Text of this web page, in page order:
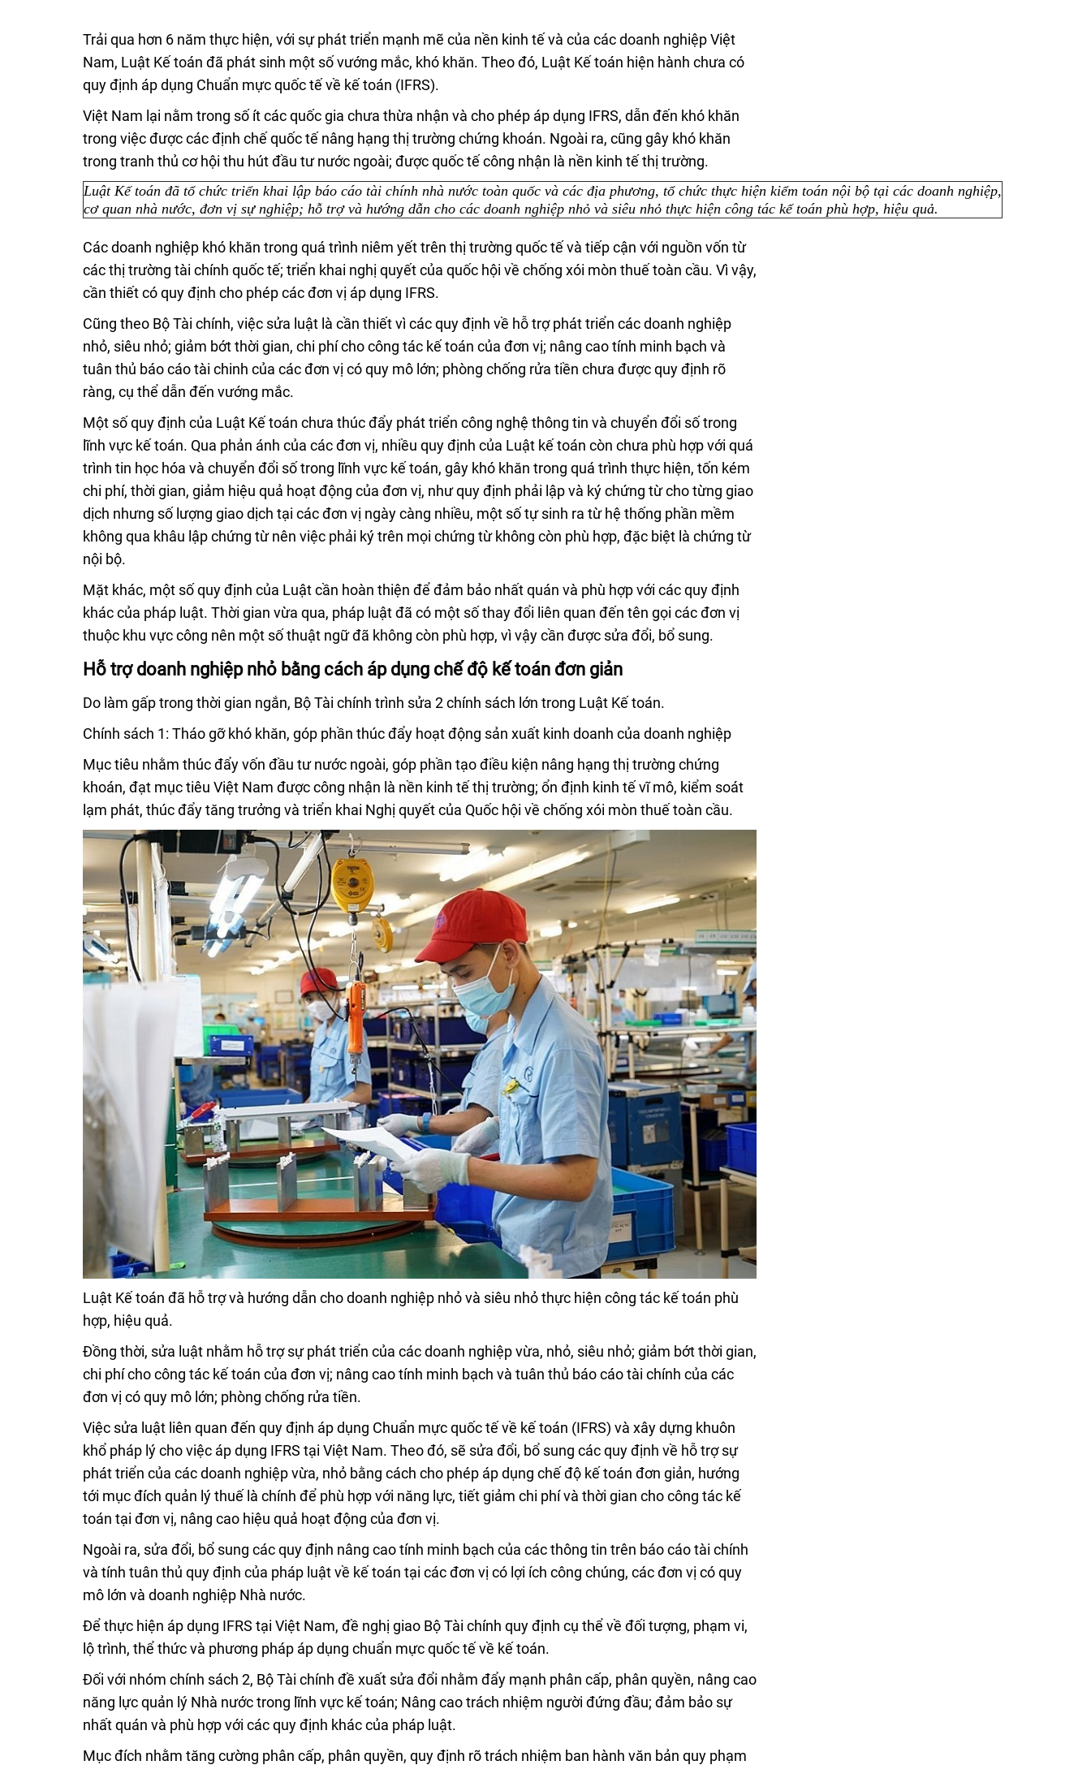
Trải qua hơn 6 năm thực hiện, với sự phát triển mạnh mẽ của nền kinh tế và của các doanh nghiệp Việt
Nam, Luật Kế toán đã phát sinh một số vướng mắc, khó khăn. Theo đó, Luật Kế toán hiện hành chưa có
quy định áp dụng Chuẩn mực quốc tế về kế toán (IFRS).
Việt Nam lại nằm trong số ít các quốc gia chưa thừa nhận và cho phép áp dụng IFRS, dẫn đến khó khăn
trong việc được các định chế quốc tế nâng hạng thị trường chứng khoán. Ngoài ra, cũng gây khó khăn
trong tranh thủ cơ hội thu hút đầu tư nước ngoài; được quốc tế công nhận là nền kinh tế thị trường.
Luật Kế toán đã tổ chức triển khai lập báo cáo tài chính nhà nước toàn quốc và các địa phương, tổ chức thực hiện kiểm toán nội bộ tại các doanh nghiệp,
cơ quan nhà nước, đơn vị sự nghiệp; hỗ trợ và hướng dẫn cho các doanh nghiệp nhỏ và siêu nhỏ thực hiện công tác kế toán phù hợp, hiệu quả.
Các doanh nghiệp khó khăn trong quá trình niêm yết trên thị trường quốc tế và tiếp cận với nguồn vốn từ
các thị trường tài chính quốc tế; triển khai nghị quyết của quốc hội về chống xói mòn thuế toàn cầu. Vì vậy,
cần thiết có quy định cho phép các đơn vị áp dụng IFRS.
Cũng theo Bộ Tài chính, việc sửa luật là cần thiết vì các quy định về hỗ trợ phát triển các doanh nghiệp
nhỏ, siêu nhỏ; giảm bớt thời gian, chi phí cho công tác kế toán của đơn vị; nâng cao tính minh bạch và
tuân thủ báo cáo tài chinh của các đơn vị có quy mô lớn; phòng chống rửa tiền chưa được quy định rõ
ràng, cụ thể dẫn đến vướng mắc.
Một số quy định của Luật Kế toán chưa thúc đẩy phát triển công nghệ thông tin và chuyển đổi số trong
lĩnh vực kế toán. Qua phản ánh của các đơn vị, nhiều quy định của Luật kế toán còn chưa phù hợp với quá
trình tin học hóa và chuyển đổi số trong lĩnh vực kế toán, gây khó khăn trong quá trình thực hiện, tốn kém
chi phí, thời gian, giảm hiệu quả hoạt động của đơn vị, như quy định phải lập và ký chứng từ cho từng giao
dịch nhưng số lượng giao dịch tại các đơn vị ngày càng nhiều, một số tự sinh ra từ hệ thống phần mềm
không qua khâu lập chứng từ nên việc phải ký trên mọi chứng từ không còn phù hợp, đặc biệt là chứng từ
nội bộ.
Mặt khác, một số quy định của Luật cần hoàn thiện để đảm bảo nhất quán và phù hợp với các quy định
khác của pháp luật. Thời gian vừa qua, pháp luật đã có một số thay đổi liên quan đến tên gọi các đơn vị
thuộc khu vực công nên một số thuật ngữ đã không còn phù hợp, vì vậy cần được sửa đổi, bổ sung.
Hỗ trợ doanh nghiệp nhỏ bằng cách áp dụng chế độ kế toán đơn giản
Do làm gấp trong thời gian ngắn, Bộ Tài chính trình sửa 2 chính sách lớn trong Luật Kế toán.
Chính sách 1: Tháo gỡ khó khăn, góp phần thúc đẩy hoạt động sản xuất kinh doanh của doanh nghiệp
Mục tiêu nhằm thúc đẩy vốn đầu tư nước ngoài, góp phần tạo điều kiện nâng hạng thị trường chứng
khoán, đạt mục tiêu Việt Nam được công nhận là nền kinh tế thị trường; ổn định kinh tế vĩ mô, kiểm soát
lạm phát, thúc đẩy tăng trưởng và triển khai Nghị quyết của Quốc hội về chống xói mòn thuế toàn cầu.
Luật Kế toán đã hỗ trợ và hướng dẫn cho doanh nghiệp nhỏ và siêu nhỏ thực hiện công tác kế toán phù
hợp, hiệu quả.
Đồng thời, sửa luật nhằm hỗ trợ sự phát triển của các doanh nghiệp vừa, nhỏ, siêu nhỏ; giảm bớt thời gian,
chi phí cho công tác kế toán của đơn vị; nâng cao tính minh bạch và tuân thủ báo cáo tài chính của các
đơn vị có quy mô lớn; phòng chống rửa tiền.
Việc sửa luật liên quan đến quy định áp dụng Chuẩn mực quốc tế về kế toán (IFRS) và xây dựng khuôn
khổ pháp lý cho việc áp dụng IFRS tại Việt Nam. Theo đó, sẽ sửa đổi, bổ sung các quy định về hỗ trợ sự
phát triển của các doanh nghiệp vừa, nhỏ bằng cách cho phép áp dụng chế độ kế toán đơn giản, hướng
tới mục đích quản lý thuế là chính để phù hợp với năng lực, tiết giảm chi phí và thời gian cho công tác kế
toán tại đơn vị, nâng cao hiệu quả hoạt động của đơn vị.
Ngoài ra, sửa đổi, bổ sung các quy định nâng cao tính minh bạch của các thông tin trên báo cáo tài chính
và tính tuân thủ quy định của pháp luật về kế toán tại các đơn vị có lợi ích công chúng, các đơn vị có quy
mô lớn và doanh nghiệp Nhà nước.
Để thực hiện áp dụng IFRS tại Việt Nam, đề nghị giao Bộ Tài chính quy định cụ thể về đối tượng, phạm vi,
lộ trình, thể thức và phương pháp áp dụng chuẩn mực quốc tế về kế toán.
Đối với nhóm chính sách 2, Bộ Tài chính đề xuất sửa đổi nhằm đẩy mạnh phân cấp, phân quyền, nâng cao
năng lực quản lý Nhà nước trong lĩnh vực kế toán; Nâng cao trách nhiệm người đứng đầu; đảm bảo sự
nhất quán và phù hợp với các quy định khác của pháp luật.
Mục đích nhằm tăng cường phân cấp, phân quyền, quy định rõ trách nhiệm ban hành văn bản quy phạm